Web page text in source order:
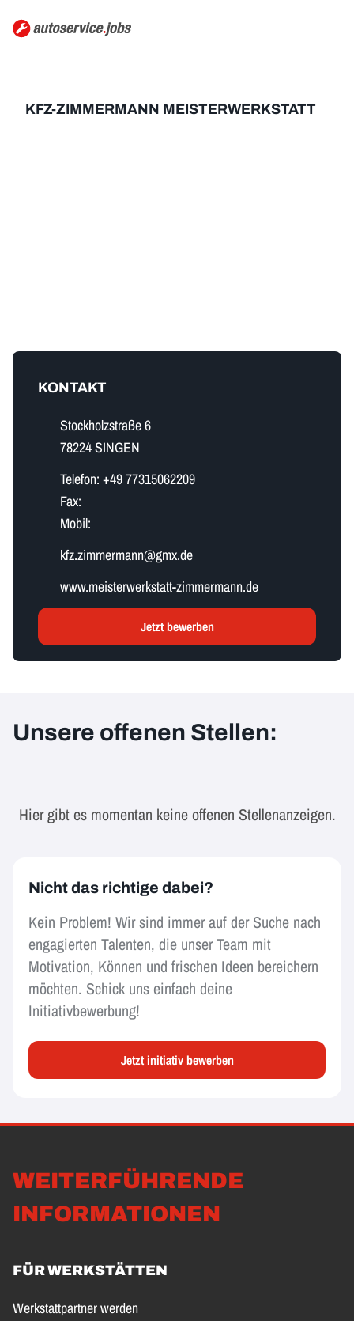
KFZ-ZIMMERMANN MEISTERWERKSTATT
KONTAKT
Stockholzstraße 6
78224 SINGEN
Telefon: +49 77315062209
Fax:
Mobil:
k​f​z​.​z​i​m​m​e​r​m​a​n​n​@gmx.de
www.meisterwerkstatt-zimmermann.de
Jetzt bewerben
Unsere offenen Stellen:
Hier gibt es momentan keine offenen Stellenanzeigen.
Nicht das richtige dabei?
Kein Problem! Wir sind immer auf der Suche nach
engagierten Talenten, die unser Team mit
Motivation, Können und frischen Ideen bereichern
möchten. Schick uns einfach deine
Initiativbewerbung!
Jetzt initiativ bewerben
WEITERFÜHRENDE
INFORMATIONEN
FÜR WERKSTÄTTEN
Werkstattpartner werden